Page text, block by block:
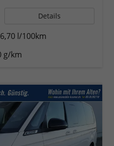
Details
6,70 l/100km
g/km